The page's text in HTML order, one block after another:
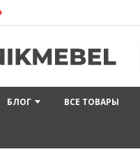
БЛОГ ВСЕ ТОВАРЫ